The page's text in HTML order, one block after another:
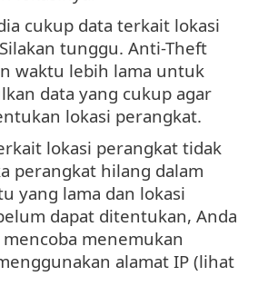
cukup data terkait lokasi
tunggu. Anti-Theft
waktu lebih lama untuk
data yang cukup agar
lokasi perangkat.
lokasi perangkat tidak
perangkat hilang dalam
yang lama dan lokasi
dapat ditentukan, Anda
menemukan
alamat IP (lihat